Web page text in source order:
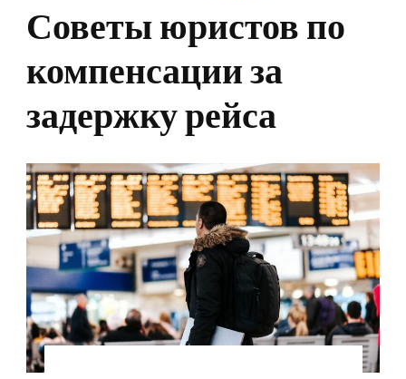
Советы юристов по
компенсации за
задержку рейса